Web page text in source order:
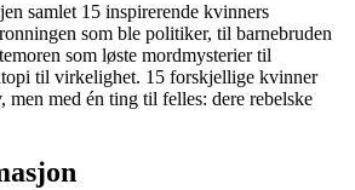
samlet 15 inspirerende kvinners
som ble politiker, til barnebruden
som løste mordmysterier til
til virkelighet. 15 forskjellige kvinner
med én ting til felles: dere rebelske